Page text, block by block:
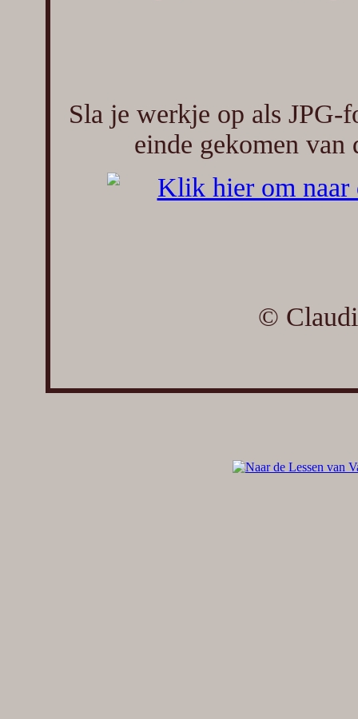
Sla je werkje op als JPG-
einde gekomen van
©